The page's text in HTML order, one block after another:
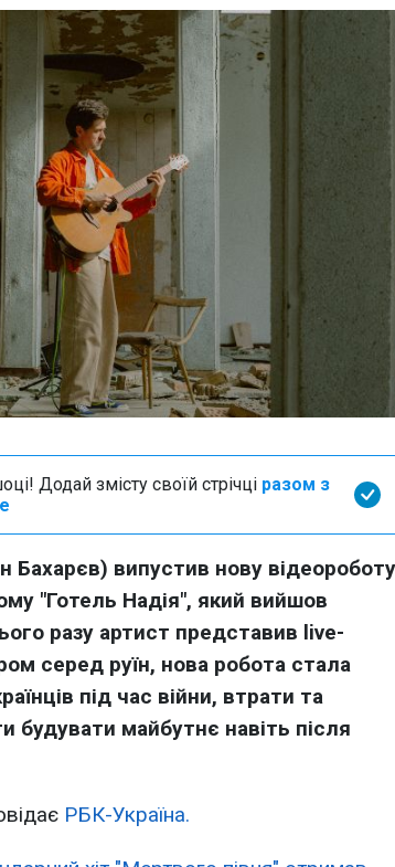
Додай змісту своїй стрічці разом з
Бахарєв) випустив нову відеороботу
"Готель Надія", який вийшов
разу артист представив live-
серед руїн, нова робота стала
під час війни, втрати та
будувати майбутнє навіть після
РБК-Україна.